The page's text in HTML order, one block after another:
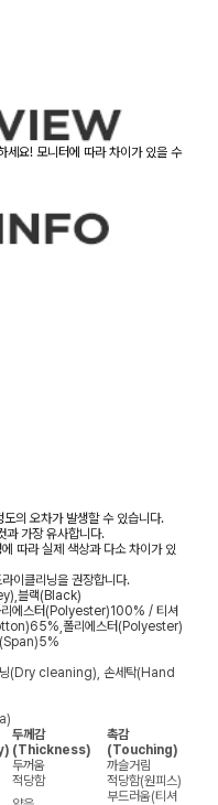
세요! 모니터에 따라 차이가 있을 수
의 오차가 발생할 수 있습니다.
과 가장 유사합니다.
따라 실제 색상과 다소 차이가 있
이클리닝을 권장합니다.
블랙(Black)
리에스터(Polyester)100% / 티셔
폴리에스터(Polyester)
닝(Dry cleaning), 손세탁(Hand
두께감
(Thickness)
촉감
(Touching)
두꺼움
까슬거림
적당함
적당함(원피스)
부드러움(티셔